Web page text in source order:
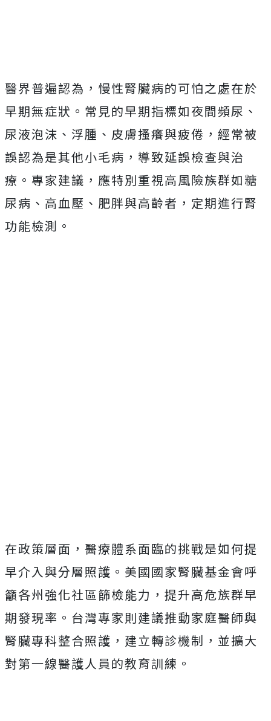
醫界普遍認為，慢性腎臟病的可怕之處在於
早期無症狀。常見的早期指標如夜間頻尿、
尿液泡沫、浮腫、皮膚搔癢與疲倦，經常被
誤認為是其他小毛病，導致延誤檢查與治
療。專家建議，應特別重視高風險族群如糖
尿病、高血壓、肥胖與高齡者，定期進行腎
功能檢測。
在政策層面，醫療體系面臨的挑戰是如何提
早介入與分層照護。美國國家腎臟基金會呼
籲各州強化社區篩檢能力，提升高危族群早
期發現率。台灣專家則建議推動家庭醫師與
腎臟專科整合照護，建立轉診機制，並擴大
對第一線醫護人員的教育訓練。